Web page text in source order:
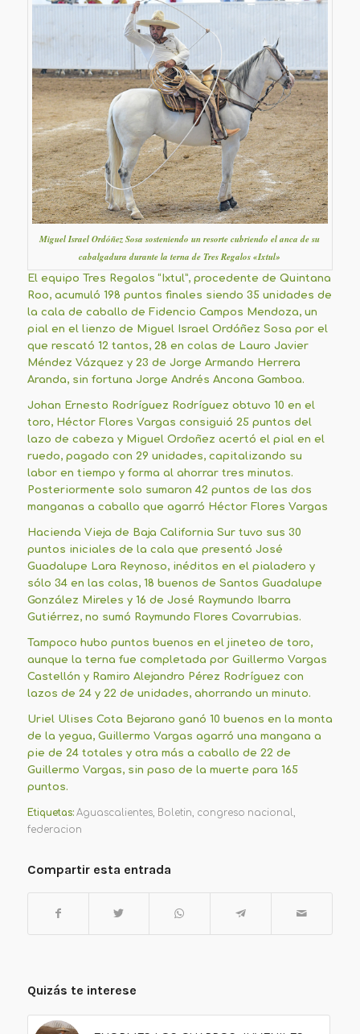
Miguel Israel Ordóñez Sosa sosteniendo un resorte cubriendo el anca de su
cabalgadura durante la terna de Tres Regalos «Ixtul»
El equipo Tres Regalos “Ixtul”, procedente de Quintana
Roo, acumuló 198 puntos finales siendo 35 unidades de
la cala de caballo de Fidencio Campos Mendoza, un
pial en el lienzo de Miguel Israel Ordóñez Sosa por el
que rescató 12 tantos, 28 en colas de Lauro Javier
Méndez Vázquez y 23 de Jorge Armando Herrera
Aranda, sin fortuna Jorge Andrés Ancona Gamboa.
Johan Ernesto Rodríguez Rodríguez obtuvo 10 en el
toro, Héctor Flores Vargas consiguió 25 puntos del
lazo de cabeza y Miguel Ordoñez acertó el pial en el
ruedo, pagado con 29 unidades, capitalizando su
labor en tiempo y forma al ahorrar tres minutos.
Posteriormente solo sumaron 42 puntos de las dos
manganas a caballo que agarró Héctor Flores Vargas
Hacienda Vieja de Baja California Sur tuvo sus 30
puntos iniciales de la cala que presentó José
Guadalupe Lara Reynoso, inéditos en el pialadero y
sólo 34 en las colas, 18 buenos de Santos Guadalupe
González Mireles y 16 de José Raymundo Ibarra
Gutiérrez, no sumó Raymundo Flores Covarrubias.
Tampoco hubo puntos buenos en el jineteo de toro,
aunque la terna fue completada por Guillermo Vargas
Castellón y Ramiro Alejandro Pérez Rodríguez con
lazos de 24 y 22 de unidades, ahorrando un minuto.
Uriel Ulises Cota Bejarano ganó 10 buenos en la monta
de la yegua, Guillermo Vargas agarró una mangana a
pie de 24 totales y otra más a caballo de 22 de
Guillermo Vargas, sin paso de la muerte para 165
puntos.
Etiquetas: Aguascalientes, Boletin, congreso nacional,
federacion
Compartir esta entrada
Quizás te interese